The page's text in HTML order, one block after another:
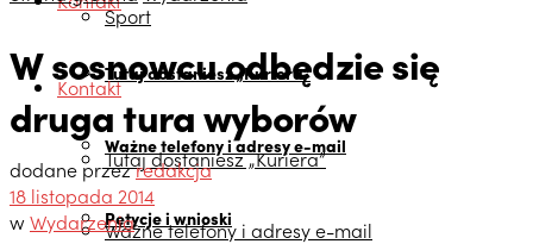
Tutaj dostaniesz „Kuriera”
Ważne telefony i adresy e-mail
Petycje i wnioski
Sport
Kontakt
Tutaj dostaniesz „Kuriera”
Ważne telefony i adresy e-mail
W sosnowcu odbędzie się
druga tura wyborów
dodane przezredakcja
18 listopada 2014
wWydarzenia